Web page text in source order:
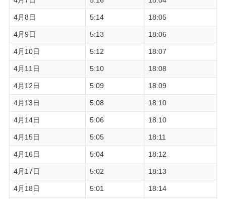
4月8日 5:14 18:05
4月9日 5:13 18:06
4月10日 5:12 18:07
4月11日 5:10 18:08
4月12日 5:09 18:09
4月13日 5:08 18:10
4月14日 5:06 18:10
4月15日 5:05 18:11
4月16日 5:04 18:12
4月17日 5:02 18:13
4月18日 5:01 18:14